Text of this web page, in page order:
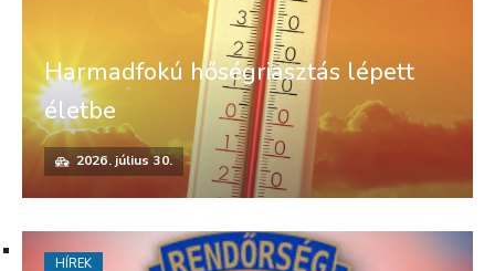
Harmadfokú hőségriasztás lépett
életbe
2026. július 30.
HÍREK